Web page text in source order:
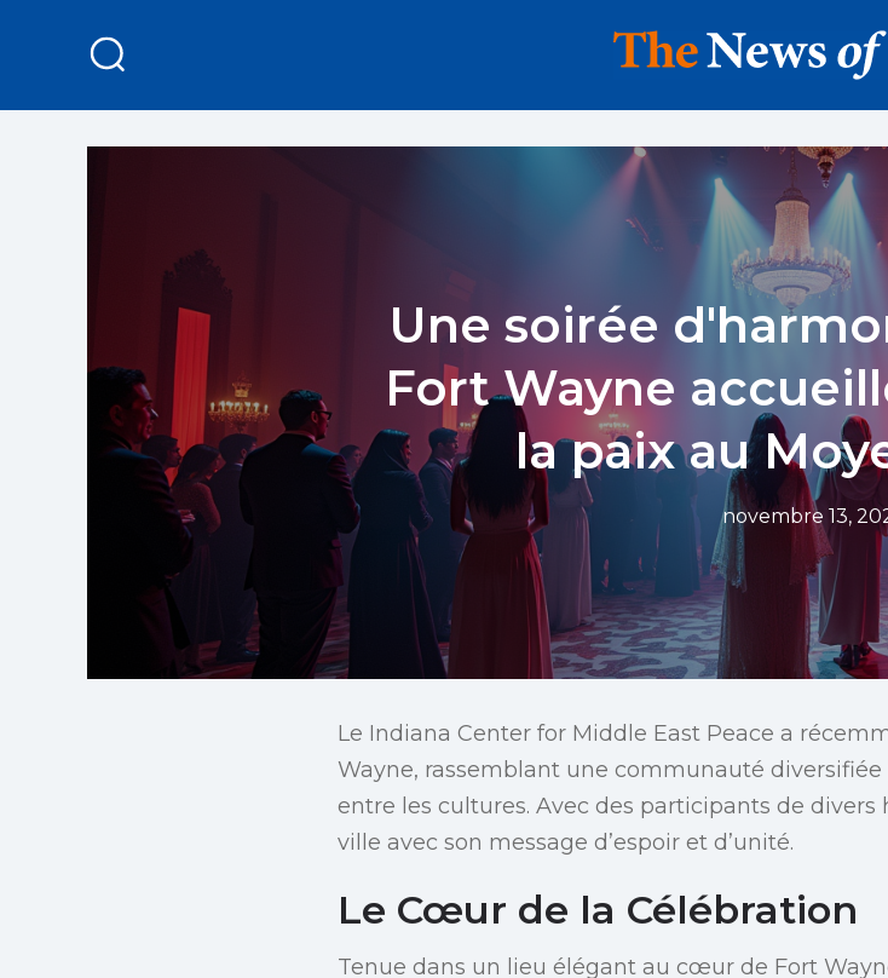
Une soirée
Fort Wayne
la paix au
novembre 13,
Le Indiana Center for Middle East Peace a
Wayne, rassemblant une communauté
entre les cultures. Avec des participants de divers
ville avec son message d’espoir et d’unité.
Le Cœur de la Célébration
Tenue dans un lieu élégant au cœur de Fort